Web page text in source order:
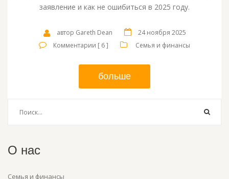
заявление и как не ошибиться в 2025 году.
автор Gareth Dean
24 ноября 2025
Комментарии [ 6 ]
Семья и финансы
больше
О нас
Семья и финансы